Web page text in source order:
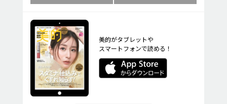
美的がタブレットや
スマートフォンで読める！